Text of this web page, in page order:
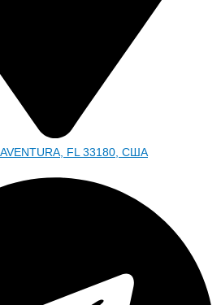
FL 33180, США